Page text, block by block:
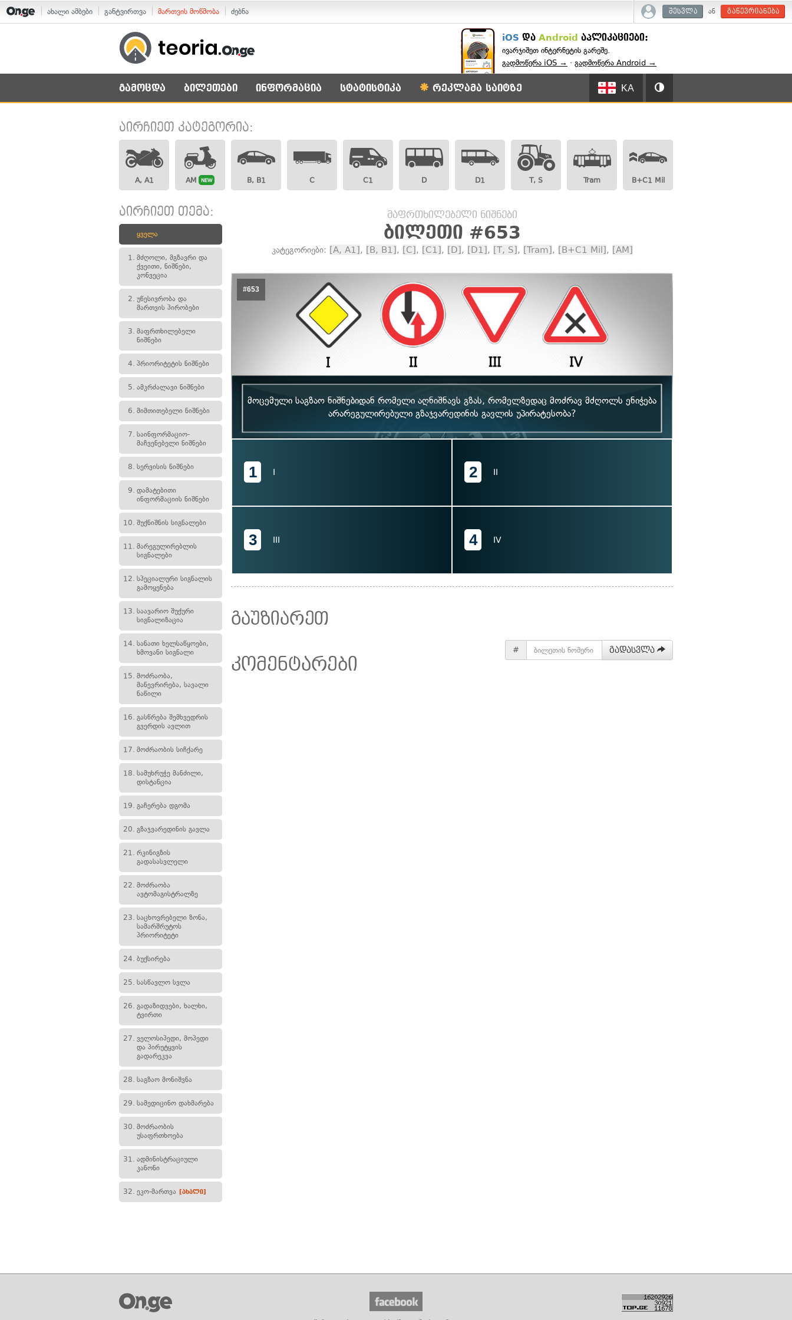
ახალი ამბები განტვირთვა მართვის მოწმობა ძებნა შესვლა ან გაწევრიანება
iOS და Android აპლიკაციები:
ივარჯიშეთ ინტერნეტის გარეშე.
გადმოწერა iOS → · გადმოწერა Android →
გამოცდა ბილეთები ინფორმაცია სტატისტიკა რეკლამა საიტზე KA
აირჩიეთ კატეგორია:
A, A1 AM NEW B, B1 C C1 D D1 T, S Tram B+C1 Mil
აირჩიეთ თემა:
ყველა
1. მძღოლი, მგზავრი და
ქვეითი, ნიშნები,
კონვეცია
2. უწესივრობა და
მართვის პირობები
3. მაფრთხილებელი
ნიშნები
4. პრიორიტეტის ნიშნები
5. ამკრძალავი ნიშნები
6. მიმთითებელი ნიშნები
7. საინფორმაციო-
მაჩვენებელი ნიშნები
8. სერვისის ნიშნები
9. დამატებითი
ინფორმაციის ნიშნები
10. შუქნიშნის სიგნალები
11. მარეგულირებლის
სიგნალები
12. სპეციალური სიგნალის
გამოყენება
13. საავარიო შუქური
სიგნალიზაცია
14. სანათი ხელსაწყოები,
ხმოვანი სიგნალი
15. მოძრაობა,
მანევრირება, სავალი
ნაწილი
16. გასწრება შემხვედრის
გვერდის ავლით
17. მოძრაობის სიჩქარე
18. სამუხრუჭე მანძილი,
დისტანცია
19. გაჩერება დგომა
20. გზაჯვარედინის გავლა
21. რკინიგზის
გადასასვლელი
22. მოძრაობა
ავტომაგისტრალზე
23. საცხოვრებელი ზონა,
სამარშრუტოს
პრიორიტეტი
24. ბუქსირება
25. სასწავლო სვლა
26. გადაზიდვები, ხალხი,
ტვირთი
27. ველოსიპედი, მოპედი
და პირუტყვის
გადარეკვა
28. საგზაო მონიშვნა
29. სამედიცინო დახმარება
30. მოძრაობის
უსაფრთხოება
31. ადმინისტრაციული
კანონი
32. ეკო-მართვა [ახალი]
მაფრთხილებელი ნიშნები
ბილეთი #653
კატეგორიები: [A, A1], [B, B1], [C], [C1], [D], [D1], [T, S], [Tram], [B+C1 Mil], [AM]
#653
მოცემული საგზაო ნიშნებიდან რომელი აღნიშნავს გზას, რომელზედაც მოძრავ მძღოლს ენიჭება
არარეგულირებული გზაჯვარედინის გავლის უპირატესობა?
1 I 2 II
3 III 4 IV
# გადასვლა
გაუზიარეთ
კომენტარები